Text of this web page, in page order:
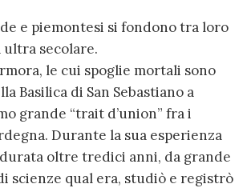
e piemontesi si fondono tra loro
secolare.
le cui spoglie mortali sono
Basilica di San Sebastiano a
grande “trait d’union” fra i
Durante la sua esperienza
oltre tredici anni, da grande
scienze qual era, studiò e registrò